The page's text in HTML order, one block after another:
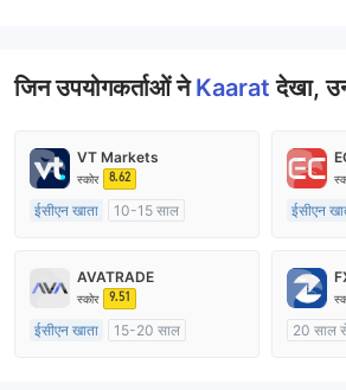
जिन उपयोगकर्ताओं नेKaaratदेखा,
VT Markets
स्कोर 8.62
ईसीएन खाता
10-15 साल
मुख्य-लेबल MT4
ईसीएन
मार्केट
मुख्य-
AVATRADE
स्कोर 9.51
ईसीएन खाता
15-20 साल
20 साल